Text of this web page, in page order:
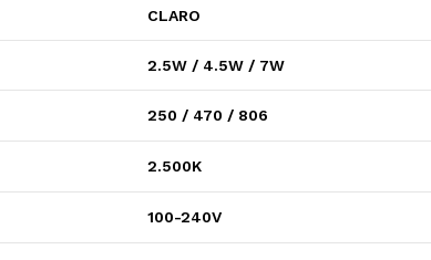
CLARO
2.5W / 4.5W / 7W
250 / 470 / 806
2.500K
100-240V